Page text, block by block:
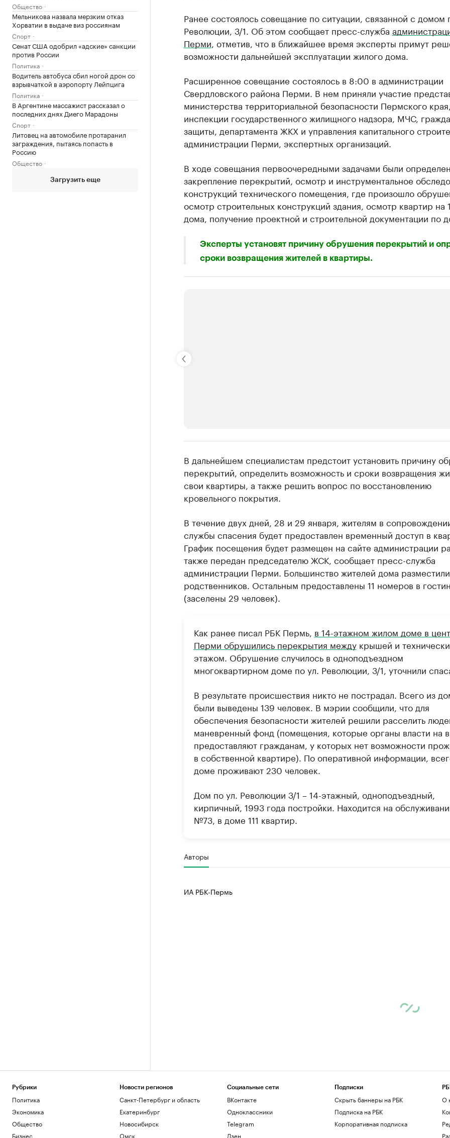
Общество
Мельникова назвала мерзким отказ
Хорватии в выдаче виз россиянам
Спорт
Сенат США одобрил «адские» санкции
против России
Политика
Водитель автобуса сбил ногой дрон со
взрывчаткой в аэропорту Лейпцига
Политика
В Аргентине массажист рассказал о
последних днях Диего Марадоны
Спорт
Литовец на автомобиле протаранил
заграждения, пытаясь попасть в
Россию
Общество
Загрузить еще
Ранее состоялось совещание по ситуации, связанной с домом
Революции, 3/1. Об этом сообщает пресс-служба
Перми , отметив, что в ближайшее время эксперты примут
возможности дальнейшей эксплуатации жилого дома.
Расширенное совещание состоялось в 8:00 в администрации
Свердловского района Перми. В нем приняли участие
министерства территориальной безопасности Пермского края,
инспекции государственного жилищного надзора, МЧС,
защиты, департамента ЖКХ и управления капитального
администрации Перми, экспертных организаций.
В ходе совещания первоочередными задачами были
закрепление перекрытий, осмотр и инструментальное
конструкций технического помещения, где произошло
осмотр строительных конструкций здания, осмотр квартир на
дома, получение проектной и строительной документации по
Эксперты установят причину обрушения перекрытий и
сроки возвращения жителей в квартиры.
Крупнейшие производители и продавцы медийной
Ознакомьтесь с информацией в каталоге
В дальнейшем специалистам предстоит установить причину
перекрытий, определить возможность и сроки возвращения
свои квартиры, а также решить вопрос по восстановлению
кровельного покрытия.
В течение двух дней, 28 и 29 января, жителям в
службы спасения будет предоставлен временный доступ в
График посещения будет размещен на сайте администрации
также передан председателю ЖСК, сообщает пресс-служба
администрации Перми. Большинство жителей дома
родственников. Остальным предоставлены 11 номеров в
(заселены 29 человек).
Как ранее писал РБК Пермь, в 14-этажном жилом доме в
Перми обрушились перекрытия междукрышей и
этажом. Обрушение случилось в одноподъездном
многоквартирном доме по ул. Революции, 3/1, уточнили
В результате происшествия никто не пострадал. Всего из
были выведены 139 человек. В мэрии сообщили, что для
обеспечения безопасности жителей решили расселить
маневренный фонд (помещения, которые органы власти на
предоставляют гражданам, у которых нет возможности
в собственной квартире). По оперативной информации,
доме проживают 230 человек.
Дом по ул. Революции 3/1 – 14-этажный, одноподъездный,
кирпичный, 1993 года постройки. Находится на
№73, в доме 111 квартир.
Авторы
ИА РБК-Пермь
Рубрики
Политика
Экономика
Общество
Бизнес
Новости регионов
Санкт-Петербург и область
Екатеринбург
Новосибирск
Омск
Социальные сети
ВКонтакте
Одноклассники
Telegram
Дзен
Подписки
Скрыть баннеры на РБК
Подписка на РБК
Корпоративная подписка
О